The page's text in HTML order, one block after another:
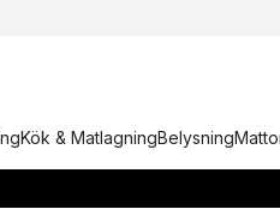
Kök & MatlagningBelysning